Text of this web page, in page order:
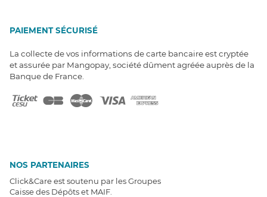
PAIEMENT SÉCURISÉ
La collecte de vos informations de carte bancaire est cryptée
et assurée par Mangopay, société dûment agréée auprès de la
Banque de France.
NOS PARTENAIRES
Click&Care est soutenu par les Groupes
Caisse des Dépôts et MAIF.